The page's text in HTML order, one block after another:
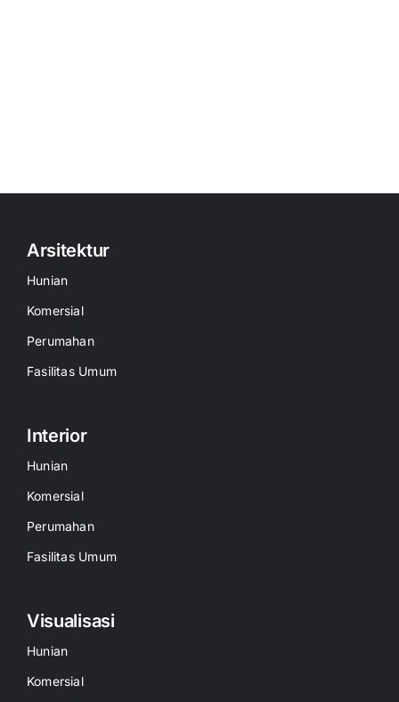
Arsitektur
Hunian
Komersial
Perumahan
Fasilitas Umum
Interior
Hunian
Komersial
Perumahan
Fasilitas Umum
Visualisasi
Hunian
Komersial